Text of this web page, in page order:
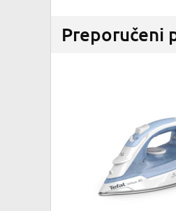
Preporučeni